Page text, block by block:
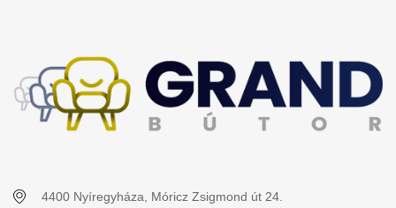
4400 Nyíregyháza, Móricz Zsigmond út 24.